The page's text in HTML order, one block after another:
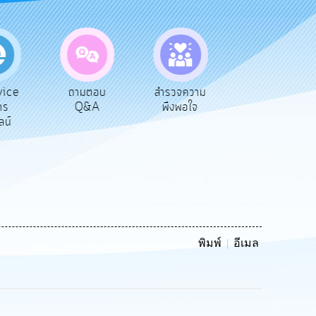
ถามตอบ
Q&A
สำรวจความ
พึงพอใจ
ยังชีพ
ประ
พิมพ์ อีเมล